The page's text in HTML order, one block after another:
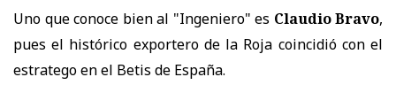
Uno que conoce bien al "Ingeniero" es Claudio Bravo,
pues el histórico exportero de la Roja coincidió con el
estratego en el Betis de España.